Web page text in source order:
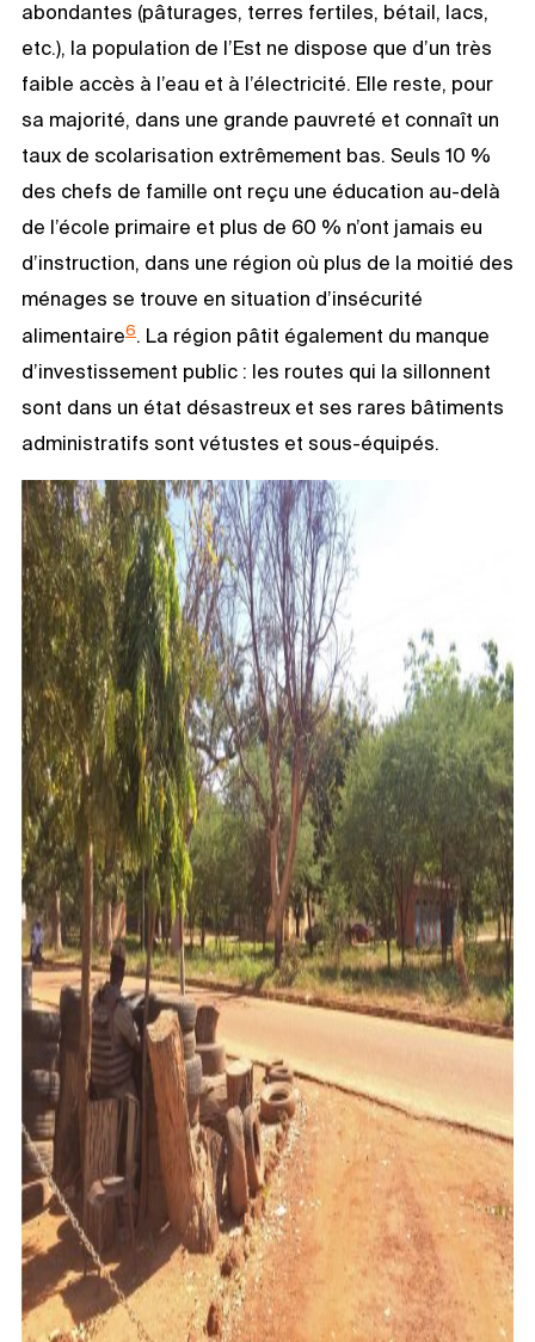
abondantes (pâturages, terres fertiles, bétail, lacs,
etc.), la population de l’Est ne dispose que d’un très
faible accès à l’eau et à l’électricité. Elle reste, pour
sa majorité, dans une grande pauvreté et connaît un
taux de scolarisation extrêmement bas. Seuls 10 %
des chefs de famille ont reçu une éducation au-delà
de l’école primaire et plus de 60 % n’ont jamais eu
d’instruction, dans une région où plus de la moitié des
ménages se trouve en situation d’insécurité
alimentaire6. La région pâtit également du manque
d’investissement public : les routes qui la sillonnent
sont dans un état désastreux et ses rares bâtiments
administratifs sont vétustes et sous-équipés.